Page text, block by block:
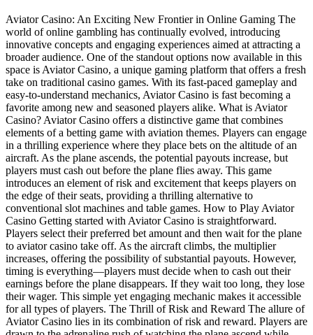
Aviator Casino: An Exciting New Frontier in Online Gaming The
world of online gambling has continually evolved, introducing
innovative concepts and engaging experiences aimed at attracting a
broader audience. One of the standout options now available in this
space is Aviator Casino, a unique gaming platform that offers a fresh
take on traditional casino games. With its fast-paced gameplay and
easy-to-understand mechanics, Aviator Casino is fast becoming a
favorite among new and seasoned players alike. What is Aviator
Casino? Aviator Casino offers a distinctive game that combines
elements of a betting game with aviation themes. Players can engage
in a thrilling experience where they place bets on the altitude of an
aircraft. As the plane ascends, the potential payouts increase, but
players must cash out before the plane flies away. This game
introduces an element of risk and excitement that keeps players on
the edge of their seats, providing a thrilling alternative to
conventional slot machines and table games. How to Play Aviator
Casino Getting started with Aviator Casino is straightforward.
Players select their preferred bet amount and then wait for the plane
to aviator casino take off. As the aircraft climbs, the multiplier
increases, offering the possibility of substantial payouts. However,
timing is everything—players must decide when to cash out their
earnings before the plane disappears. If they wait too long, they lose
their wager. This simple yet engaging mechanic makes it accessible
for all types of players. The Thrill of Risk and Reward The allure of
Aviator Casino lies in its combination of risk and reward. Players are